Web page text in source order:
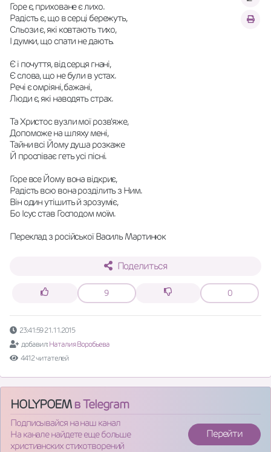
Горе є, приховане є лихо.
Радість є, що в серці бережуть,
Сльози є, які ковтають тихо,
І думки, що спати не дають.
Є і почуття, від серця гнані,
Є слова, що не були в устах.
Речі є омріяні, бажані,
Люди є, які наводять страх.
Та Христос вузли мої розв'яже,
Допоможе на шляху мені,
Тайни всі Йому душа розкаже
Й проспіває геть усі пісні.
Горе все Йому вона відкриє,
Радість всю вона розділить з Ним.
Він один утішить й зрозуміє,
Бо Ісус став Господом моїм.
Переклад з російської Василь Мартинюк
Поделиться
9 0
23:41:59 21.11.2015
добавил: Наталия Воробьева
4412 читателей
HOLYPOEMв Telegram
Подписывайся на наш канал
На канале найдете еще больше
христианских стихотворений
Перейти